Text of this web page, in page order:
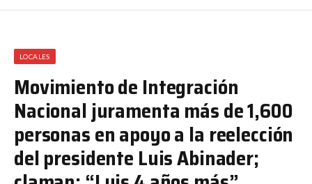
LOCALES
Movimiento de Integración
Nacional juramenta más de 1,600
personas en apoyo a la reelección
del presidente Luis Abinader;